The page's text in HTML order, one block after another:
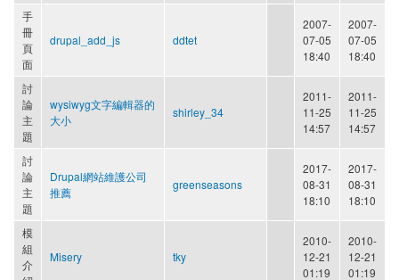
手
冊
頁
面
drupal_add_js ddtet
2007-
07-05
18:40
2007-
07-05
18:40
討
論
主
題
wysiwyg文字編輯器的
大小
shirley_34
2011-
11-25
14:57
2011-
11-25
14:57
討
論
主
題
Drupal網站維護公司
推薦
greenseasons
2017-
08-31
18:10
2017-
08-31
18:10
模
組
介
Misery tky
2010-
12-21
01:19
2010-
12-21
01:19